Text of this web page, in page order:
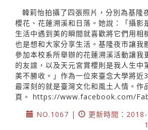
韓莉怡拍攝了四張照片，分別為基隆
櫻花、花蓮溯溪和日落。她說：「攝影
生活中遇到美的瞬間就喜歡將它們用相
也是想和大家分享生活。基隆夜市讓我
參加本校系所舉辦的花蓮溯溪活動讓我
的友誼，以及天元宮賞櫻則是我人生中
美不勝收。」作為一位來臺念大學將近
最深刻的就是臺灣文化和風土人情。作
頁。 https://www.facebook.com/
NO.1067 |
更新時間：